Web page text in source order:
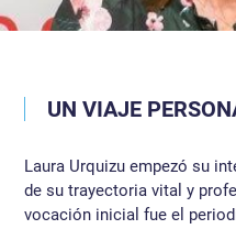
UN VIAJE
Laura Urquizu empezó su
de su trayectoria vital y
vocación inicial fue el